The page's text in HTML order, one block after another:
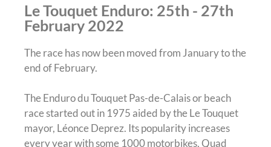
Le Touquet Enduro: 25th - 27th
February 2022
The race has now been moved from January to the
end of February.
The Enduro du Touquet Pas-de-Calais or beach
race started out in 1975 aided by the Le Touquet
mayor, Léonce Deprez. Its popularity increases
every year with some 1000 motorbikes, Quad